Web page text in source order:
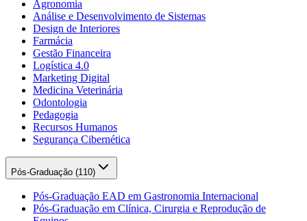
Agronomia
Análise e Desenvolvimento de Sistemas
Design de Interiores
Farmácia
Gestão Financeira
Logística 4.0
Marketing Digital
Medicina Veterinária
Odontologia
Pedagogia
Recursos Humanos
Segurança Cibernética
Pós-Graduação (110)
Pós-Graduação EAD em Gastronomia Internacional
Pós-Graduação em Clínica, Cirurgia e Reprodução de